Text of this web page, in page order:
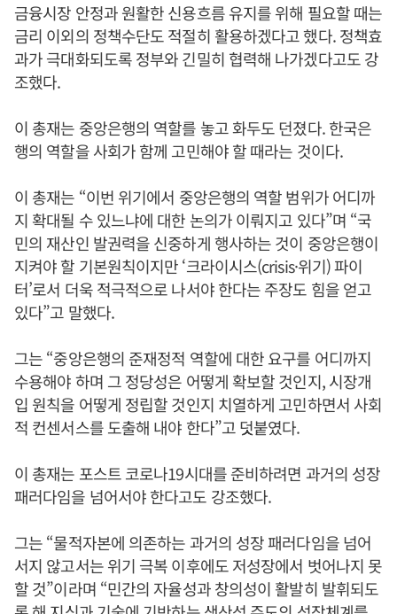
금융시장 안정과 원활한 신용흐름 유지를 위해 필요할 때는
금리 이외의 정책수단도 적절히 활용하겠다고 했다. 정책효
과가 극대화되도록 정부와 긴밀히 협력해 나가겠다고도 강
조했다.
이 총재는 중앙은행의 역할를 놓고 화두도 던졌다. 한국은
행의 역할을 사회가 함께 고민해야 할 때라는 것이다.
이 총재는 “이번 위기에서 중앙은행의 역할 범위가 어디까
지 확대될 수 있느냐에 대한 논의가 이뤄지고 있다”며 “국
민의 재산인 발권력을 신중하게 행사하는 것이 중앙은행이
지켜야 할 기본원칙이지만 ‘크라이시스(crisis·위기) 파이
터’로서 더욱 적극적으로 나서야 한다는 주장도 힘을 얻고
있다”고 말했다.
그는 “중앙은행의 준재정적 역할에 대한 요구를 어디까지
수용해야 하며 그 정당성은 어떻게 확보할 것인지, 시장개
입 원칙을 어떻게 정립할 것인지 치열하게 고민하면서 사회
적 컨센서스를 도출해 내야 한다”고 덧붙였다.
이 총재는 포스트 코로나19시대를 준비하려면 과거의 성장
패러다임을 넘어서야 한다고도 강조했다.
그는 “물적자본에 의존하는 과거의 성장 패러다임을 넘어
서지 않고서는 위기 극복 이후에도 저성장에서 벗어나지 못
할 것”이라며 “민간의 자율성과 창의성이 활발히 발휘되도